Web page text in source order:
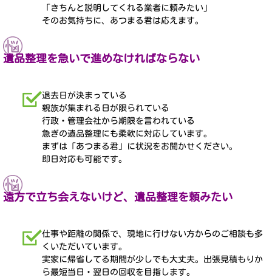
「きちんと説明してくれる業者に頼みたい」
そのお気持ちに、あつまる君は応えます。
遺品整理を急いで進めなければならない
退去日が決まっている
親族が集まれる日が限られている
行政・管理会社から期限を言われている
急ぎの遺品整理にも柔軟に対応しています。
まずは「あつまる君」に状況をお聞かせください。
即日対応も可能です。
遠方で立ち会えないけど、遺品整理を頼みたい
仕事や距離の関係で、現地に行けない方からのご相談も多
くいただいています。
実家に帰省してる期間が少しでも大丈夫。出張見積もりか
ら最短当日・翌日の回収を目指します。